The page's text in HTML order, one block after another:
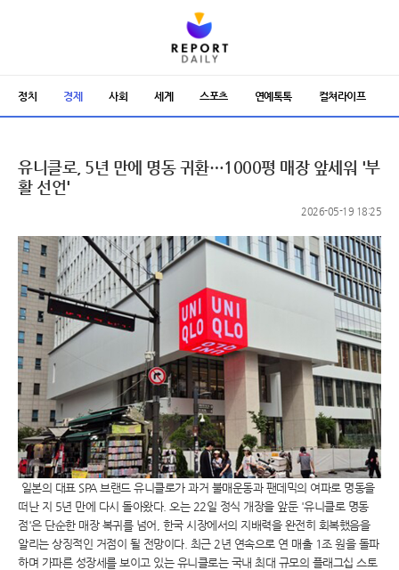
정치 경제 사회 세계 스포츠 연예톡톡 컬쳐라이프
유니클로, 5년 만에 명동 귀환…1000평 매장 앞세워 '부
활 선언'
2026-05-19 18:25
일본의 대표 SPA 브랜드 유니클로가 과거 불매운동과 팬데믹의 여파로 명동을
떠난 지 5년 만에 다시 돌아왔다. 오는 22일 정식 개장을 앞둔 '유니클로 명동
점'은 단순한 매장 복귀를 넘어, 한국 시장에서의 지배력을 완전히 회복했음을
알리는 상징적인 거점이 될 전망이다. 최근 2년 연속으로 연 매출 1조 원을 돌파
하며 가파른 성장세를 보이고 있는 유니클로는 국내 최대 규모의 플래그십 스토